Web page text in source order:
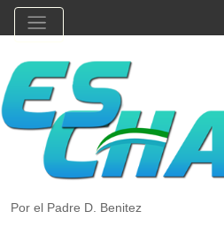
Por el Padre D. Benitez